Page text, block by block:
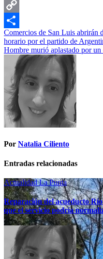
LinkedIn
Copy
Link
Compartir
Navegación
de
entradas
Comercios de San Luis abrirán
horario por el partido de
Hombre murió aplastado por
Por Natalia Ciliento
Entradas relacionadas
ActualidadLa Punta
Reparación del acueducto
que el servicio podría